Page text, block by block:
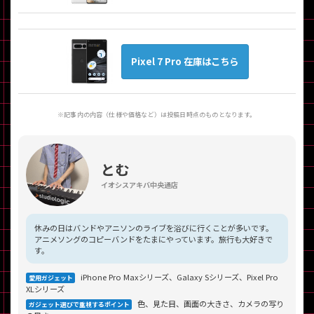
Pixel 7 Pro 在庫はこちら
※記事内の内容（仕様や価格など）は投稿日時点のものとなります。
とむ
イオシスアキバ中央通店
休みの日はバンドやアニソンのライブを浴びに行くことが多いです。
アニメソングのコピーバンドをたまにやっています。旅行も大好きで
す。
愛用ガジェット iPhone Pro Maxシリーズ、Galaxy Sシリーズ、Pixel Pro
XLシリーズ
ガジェット選びで重視するポイント 色、見た目、画面の大きさ、カメラの写り